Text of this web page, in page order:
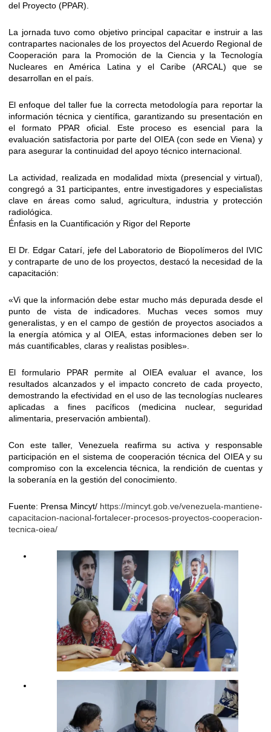
del Proyecto (PPAR).
La jornada tuvo como objetivo principal capacitar e instruir a las
contrapartes nacionales de los proyectos del Acuerdo Regional de
Cooperación para la Promoción de la Ciencia y la Tecnología
Nucleares en América Latina y el Caribe (ARCAL) que se
desarrollan en el país.
El enfoque del taller fue la correcta metodología para reportar la
información técnica y científica, garantizando su presentación en
el formato PPAR oficial. Este proceso es esencial para la
evaluación satisfactoria por parte del OIEA (con sede en Viena) y
para asegurar la continuidad del apoyo técnico internacional.
La actividad, realizada en modalidad mixta (presencial y virtual),
congregó a 31 participantes, entre investigadores y especialistas
clave en áreas como salud, agricultura, industria y protección
radiológica.
Énfasis en la Cuantificación y Rigor del Reporte
El Dr. Edgar Catarí, jefe del Laboratorio de Biopolímeros del IVIC
y contraparte de uno de los proyectos, destacó la necesidad de la
capacitación:
«Vi que la información debe estar mucho más depurada desde el
punto de vista de indicadores. Muchas veces somos muy
generalistas, y en el campo de gestión de proyectos asociados a
la energía atómica y al OIEA, estas informaciones deben ser lo
más cuantificables, claras y realistas posibles».
El formulario PPAR permite al OIEA evaluar el avance, los
resultados alcanzados y el impacto concreto de cada proyecto,
demostrando la efectividad en el uso de las tecnologías nucleares
aplicadas a fines pacíficos (medicina nuclear, seguridad
alimentaria, preservación ambiental).
Con este taller, Venezuela reafirma su activa y responsable
participación en el sistema de cooperación técnica del OIEA y su
compromiso con la excelencia técnica, la rendición de cuentas y
la soberanía en la gestión del conocimiento.
Fuente: Prensa Mincyt/ https://mincyt.gob.ve/venezuela-mantiene-
capacitacion-nacional-fortalecer-procesos-proyectos-cooperacion-
tecnica-oiea/